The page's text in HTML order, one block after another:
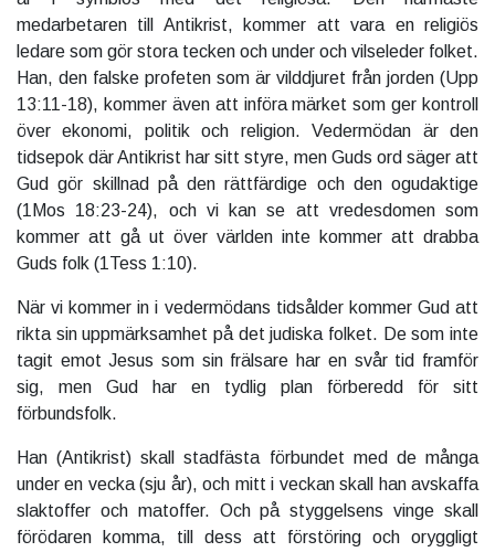
medarbetaren till Antikrist, kommer att vara en religiös
ledare som gör stora tecken och under och vilseleder folket.
Han, den falske profeten som är vilddjuret från jorden (Upp
13:11-18), kommer även att införa märket som ger kontroll
över ekonomi, politik och religion. Vedermödan är den
tidsepok där Antikrist har sitt styre, men Guds ord säger att
Gud gör skillnad på den rättfärdige och den ogudaktige
(1Mos 18:23-24), och vi kan se att vredesdomen som
kommer att gå ut över världen inte kommer att drabba
Guds folk (1Tess 1:10).
När vi kommer in i vedermödans tidsålder kommer Gud att
rikta sin uppmärksamhet på det judiska folket. De som inte
tagit emot Jesus som sin frälsare har en svår tid framför
sig, men Gud har en tydlig plan förberedd för sitt
förbundsfolk.
Han (Antikrist) skall stadfästa förbundet med de många
under en vecka (sju år), och mitt i veckan skall han avskaffa
slaktoffer och matoffer. Och på styggelsens vinge skall
förödaren komma, till dess att förstöring och oryggligt